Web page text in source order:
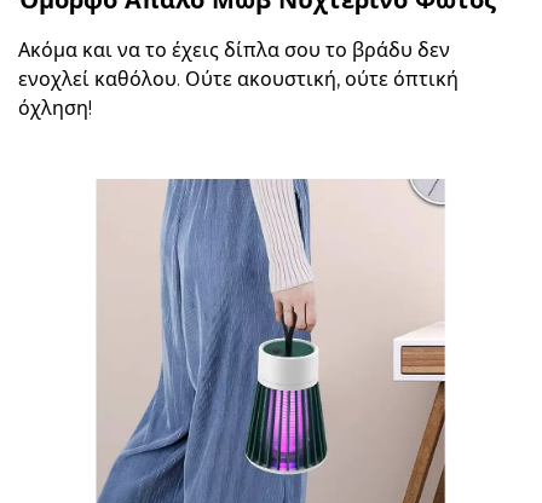
Ακόμα και να το έχεις δίπλα σου το βράδυ δεν
ενοχλεί καθόλου. Ούτε ακουστική, ούτε όπτική
όχληση!